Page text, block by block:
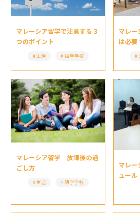
マレーシア留学で注意する３
つのポイント
生活 語学学校
マレー
は必要
マレーシア留学 放課後の過
ごし方
生活 語学学校
マレー
ュール